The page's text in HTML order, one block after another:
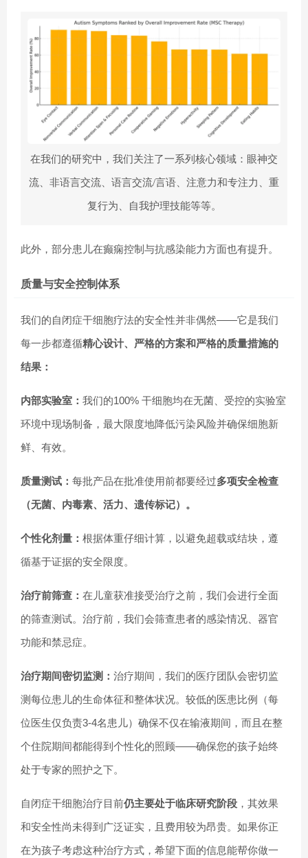
在我们的研究中，我们关注了一系列核心领域：眼神交
流、非语言交流、语言交流/言语、注意力和专注力、重
复行为、自我护理技能等等。
此外，部分患儿在癫痫控制与抗感染能力方面也有提升。
质量与安全控制体系
我们的自闭症干细胞疗法的安全性并非偶然——它是我们
每一步都遵循精心设计、严格的方案和严格的质量措施的
结果：
内部实验室： 我们的100% 干细胞均在无菌、受控的实验室
环境中现场制备，最大限度地降低污染风险并确保细胞新
鲜、有效。
质量测试： 每批产品在批准使用前都要经过多项安全检查
（无菌、内毒素、活力、遗传标记）。
个性化剂量： 根据体重仔细计算，以避免超载或结块，遵
循基于证据的安全限度。
治疗前筛查： 在儿童获准接受治疗之前，我们会进行全面
的筛查测试。治疗前，我们会筛查患者的感染情况、器官
功能和禁忌症。
治疗期间密切监测： 治疗期间，我们的医疗团队会密切监
测每位患儿的生命体征和整体状况。较低的医患比例（每
位医生仅负责3-4名患儿）确保不仅在输液期间，而且在整
个住院期间都能得到个性化的照顾——确保您的孩子始终
处于专家的照护之下。
自闭症干细胞治疗目前仍主要处于临床研究阶段 ，其效果
和安全性尚未得到广泛证实，且费用较为昂贵。如果你正
在为孩子考虑这种治疗方式，希望下面的信息能帮你做一